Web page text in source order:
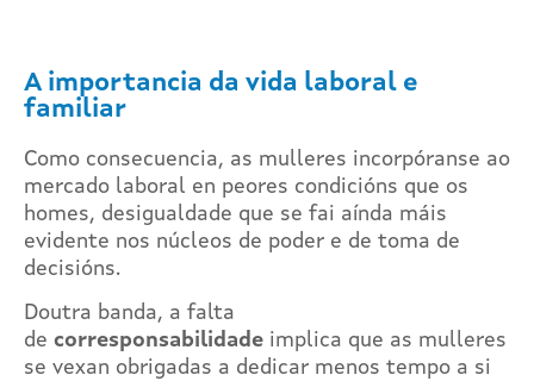
A importancia da vida laboral e
familiar
Como consecuencia, as mulleres incorpóranse ao
mercado laboral en peores condicións que os
homes, desigualdade que se fai aínda máis
evidente nos núcleos de poder e de toma de
decisións.
Doutra banda, a falta
de corresponsabilidade implica que as mulleres
se vexan obrigadas a dedicar menos tempo a si